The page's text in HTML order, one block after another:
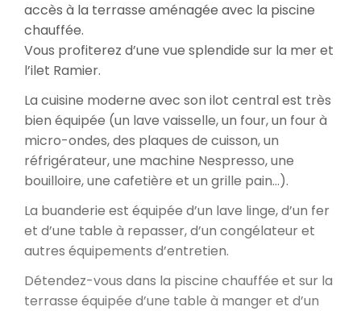
accès à la terrasse aménagée avec la piscine
chauffée.
Vous profiterez d’une vue splendide sur la mer et
l’ilet Ramier.
La cuisine moderne avec son ilot central est très
bien équipée (un lave vaisselle, un four, un four à
micro-ondes, des plaques de cuisson, un
réfrigérateur, une machine Nespresso, une
bouilloire, une cafetière et un grille pain…).
La buanderie est équipée d’un lave linge, d’un fer
et d’une table à repasser, d’un congélateur et
autres équipements d’entretien.
Détendez-vous dans la piscine chauffée et sur la
terrasse équipée d’une table à manger et d’un